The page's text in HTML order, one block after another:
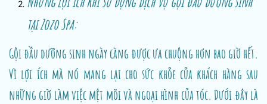
tại Zozo Spa:
Gội đầu dưỡng sinh ngày càng được ưa chuộng hơn bao giờ hết.
Vì lợi ích mà nó mang lại cho sức khỏe của khách hàng sau
những giờ làm việc mệt mõi và ngoại hình của tóc. Dưới đây là